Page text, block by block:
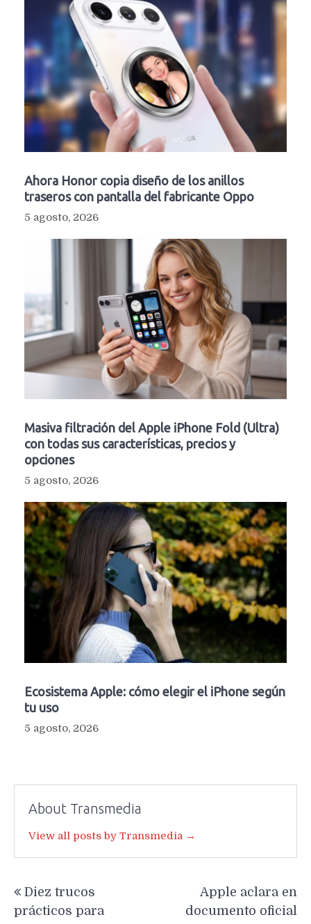
Ahora Honor copia diseño de los anillos
traseros con pantalla del fabricante Oppo
5 agosto, 2026
Masiva filtración del Apple iPhone Fold (Ultra)
con todas sus características, precios y
opciones
5 agosto, 2026
Ecosistema Apple: cómo elegir el iPhone según
tu uso
5 agosto, 2026
About Transmedia
View all posts by Transmedia →
de
Diez trucos
prácticos para
Apple aclara en
documento oficial